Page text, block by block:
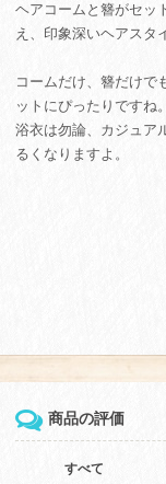
ヘアコームと簪がセッ
え、印象深いヘアスタ
コームだけ、簪だけで
ットにぴったりですね。
浴衣は勿論、カジュア
るくなりますよ。
商品の評価
すべて